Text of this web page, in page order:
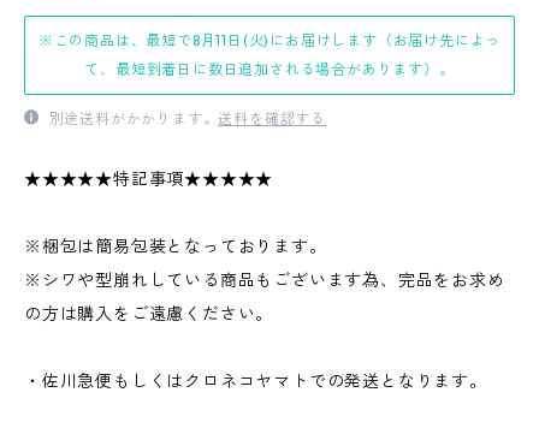
※この商品は、最短で8月11日(火)にお届けします（お届け先によっ
て、最短到着日に数日追加される場合があります）。
別途送料がかかります。送料を確認する
★★★★★特記事項★★★★★
※梱包は簡易包装となっております。
※シワや型崩れしている商品もございます為、完品をお求め
の方は購入をご遠慮ください。
・佐川急便もしくはクロネコヤマトでの発送となります。